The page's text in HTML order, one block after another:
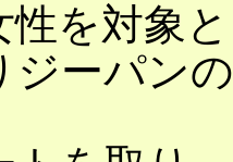
性を対象
ジーパン